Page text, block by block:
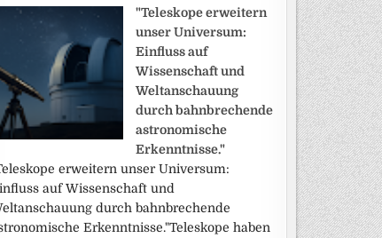
"Teleskope erweitern
unser Universum:
Einfluss auf
Wissenschaft und
Weltanschauung
durch bahnbrechende
astronomische
Erkenntnisse."
erweitern unser Universum:
auf Wissenschaft und
durch bahnbrechende
Erkenntnisse."Teleskope haben